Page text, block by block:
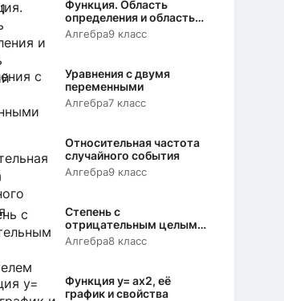
Функция. Область
определения и область
значений
Алгебра9 класс
Уравнения с двумя
переменными
Алгебра7 класс
Относительная частота
случайного события
Алгебра9 класс
Степень с
отрицательным целым
показателем
Алгебра8 класс
Функция y= аx2, её
график и свойства